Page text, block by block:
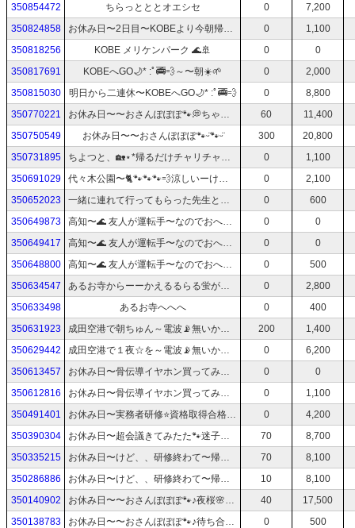
350854472
ちらっとととオエシセ 0
7,200
350824858
お休み日〜2日目〜KOBEより今朝帰って来ましたぁー帰ってきて受診🏥 0
1,100
350818256
KOBE メリケンパーク 🌊🚢 0
0
350817691
KOBEへGO🌙* :ﾟ🚎💨～〜朝☀️🌱 0
2,000
350815030
明日から二連休〜KOBEへGO🌙* :ﾟ🚎💨 0
8,800
350770221
お休み日〜〜おさんぽぽぽ🐾💭ちゃりちゃりりりり🚲♪ 60
11,400
350750549
お休み日〜〜おさんぽぽぽ🐾ᵕ̈🐾ᵕ̈ 300
20,800
350731895
ちよつと、🏡⋆*帰るだけチャリチャリリリリ☆ 0
1,100
350691029
代々木公園〜🐈🐾🐾🐾💨涼しいーけどあつい💦やや迷子 0
2,100
350652023
一緒に連れて行ってもらった先生と別れて〜ちょい歩いて帰るるる満月🌕 0
600
350649873
高知〜🌊 友人が運転手〜なのでおへんじできまぺんm(_ _)m電波📡悪いてごめんなさいm(._.)m 0
0
350649417
高知〜🌊 友人が運転手〜なのでおへんじできまぺんm(_ _)m 0
0
350648800
高知〜🌊 友人が運転手〜なのでおへんじできまぺんm(_ _)m 0
500
350634547
あるお寺からーーかえるるらる蛍があ！！！ 0
2,800
350633498
あるお寺へへへ 0
400
350631923
成田空港で朝ちゅん～電波📡無いかも。。。さて、 200
1,400
350629442
成田空港で１夜☆を～電波📡無いかも。。。さて、おえしせ練習してみるる 0
6,200
350613457
お休み日〜骨伝導イヤホン買ってみたけど。。。ちょと用足し🚲💨ちゃりちゃりりりりり 0
0
350612816
お休み日〜骨伝導イヤホン買ってみたけど。。。ちょと用足し🚲💨ちゃりちゃりりりりり 0
1,100
350491401
お休み日〜実務者研修⭐️資格取得合格💮＼(^o^)／ 0
4,200
350390304
お休み日〜超会議きてみたた🐾迷子るかなあ 70
8,700
350335215
お休み日〜けど、、研修終わて〜帰りﾁｬﾘﾁｬﾘﾘﾘﾘ🚲🐾 70
8,100
350286886
お休み日〜けど、、研修終わて〜帰りﾁｬﾘﾁｬﾘﾘﾘﾘ🚲🐾 10
8,100
350140902
お休み日〜〜おさんぽぽぽ🐾♪夜桜🌸ちょっと電波📡⚡︎悪いかも🐾ごめん 40
17,500
350138783
お休み日〜〜おさんぽぽぽ🐾♪待ち合わせ場所までちょっと🐾 0
500